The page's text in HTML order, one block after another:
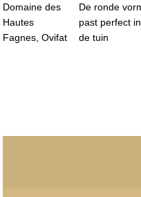
Domaine des
Hautes
Fagnes, Ovifat
De ronde
past perfect in
de tuin